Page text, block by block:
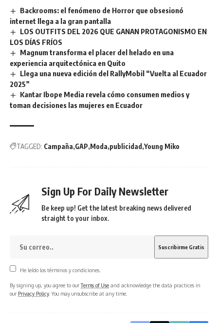
Backrooms: el fenómeno de Horror que obsesionó
internet llega a la gran pantalla
LOS OUTFITS DEL 2026 QUE GANAN PROTAGONISMO EN
LOS DÍAS FRÍOS
Magnum transforma el placer del helado en una
experiencia arquitectónica en Quito
Llega una nueva edición del RallyMobil “Vuelta al Ecuador
2025”
Kantar Ibope Media revela cómo consumen medios y
toman decisiones las mujeres en Ecuador
TAGGED: Campaña GAP Moda publicidad Young Miko
Sign Up For Daily Newsletter
Be keep up! Get the latest breaking news delivered
straight to your inbox.
He leído los términos y condiciones.
By signing up, you agree to ourTerms of Use and acknowledge the data practices in
our Privacy Policy. You may unsubscribe at any time.